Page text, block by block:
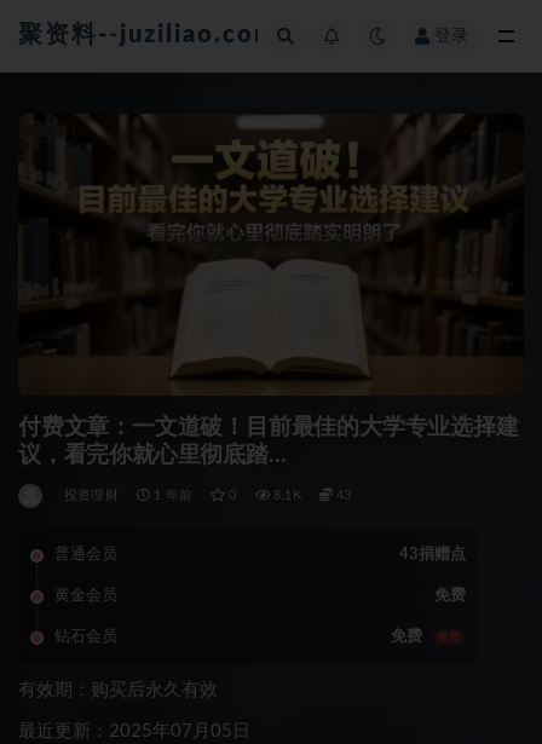
聚资料--juziliao.com--全网资料整合平台
登录
付费文章：一文道破！目前最佳的大学专业选择建
议，看完你就心里彻底踏…
投资理财 1 年前 0 8.1K 43
普通会员 43捐赠点
黄金会员 免费
钻石会员 免费 推荐
有效期：购买后永久有效
最近更新：2025年07月05日